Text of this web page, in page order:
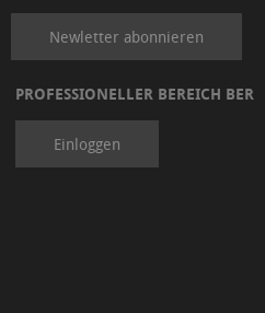
Newletter abonnieren
PROFESSIONELLER BEREICH BER
Einloggen